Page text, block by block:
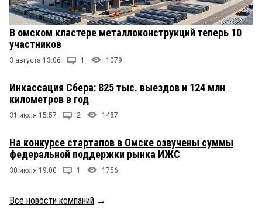
В омском кластере металлоконструкций теперь 10
участников
3 августа 13:06 1 1079
Инкассация Сбера: 825 тыс. выездов и 124 млн
километров в год
31 июля 15:57 2 1487
На конкурсе стартапов в Омске озвучены суммы
федеральной поддержки рынка ИЖС
30 июля 19:00 1 1756
Все новости компаний →